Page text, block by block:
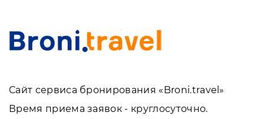
Сайт сервиса бронирования «Broni.travel»
Время приема заявок - круглосуточно.